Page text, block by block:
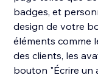
badges, et
design de votre
éléments comme
des clients, les
bouton "Écrire un